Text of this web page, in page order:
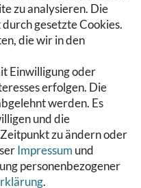
zu analysieren. Die
gesetzte Cookies.
die wir in den
Einwilligung oder
erfolgen. Die
werden. Es
und die
zu ändern oder
Impressum und
personenbezogener
.